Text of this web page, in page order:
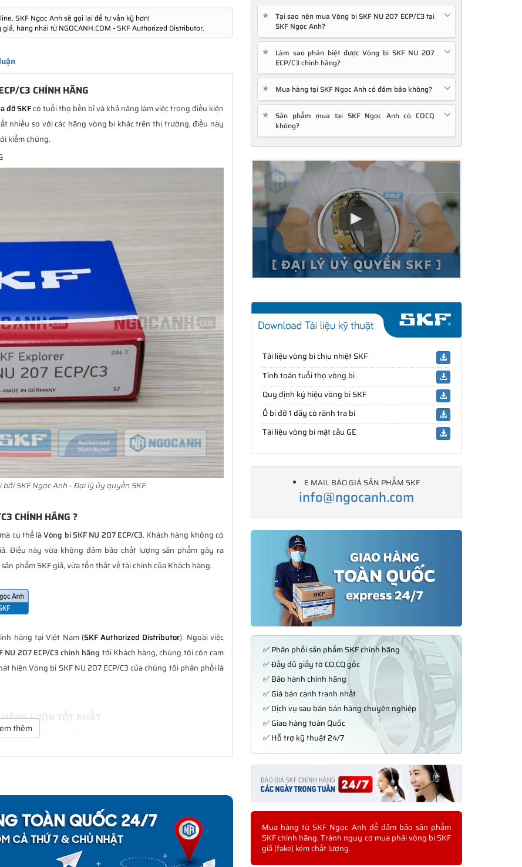
SKF Ngọc Anh sẽ gọi lại để tư vấn kỹ hơn!
hàng nhái từ NGOCANH.COM - SKF Authorized Distributor.
C3 CHÍNH HÃNG
đỡ SKFcó tuổi thọ bền bỉ và khả năng làm việc trong điều kiện
nhiều so với các hãng vòng bi khác trên thị trường, điều này
kiểm chứng.
SKF Ngọc Anh - Đại lý ủy quyền SKF.
CHÍNH HÃNG ?
cụ thể làVòng bi SKF NU 207 ECP/C3. Khách hàng không có
Điều này vừa không đảm bảo chất lượng sản phẩm gây ra
phẩm SKF giả, vừa tổn thất về tài chính của Khách hàng.
hãng tại Việt Nam (SKF Authorized Distributor). Ngoài việc
NU 207 ECP/C3 chính hãng tới Khách hàng, chúng tôi còn cam
hiện Vòng bi SKF NU 207 ECP/C3 của chúng tôi phân phối là
LUÔN TỐT NHẤT
là tốt nhất với nhiều ưu đãi kèm theo và các dịch vụ hẫu mãi
CHÍNH HÃNG
phối đều được bảo hành chính hãng theo đúng tiêu chuẩn
thêm
★
Tại sao nên mua Vòng bi SKF NU 207 ECP/C3 tại
SKF Ngọc Anh?
★
Làm sao phân biệt được Vòng bi SKF NU 207
ECP/C3 chính hãng?
★ Mua hàng tại SKF Ngọc Anh có đảm bảo không?
★
Sản phẩm mua tại SKF Ngọc Anh có COCQ
không?
Tài liệu vòng bi chịu nhiệt SKF
Tính toán tuổi thọ vòng bi
Quy định ký hiệu vòng bi SKF
Ổ bi đỡ 1 dãy có rãnh tra bi
Tài liệu vòng bi mặt cầu GE
E MAIL BÁO GIÁ SẢN PHẨM SKF
info@ngocanh.com
✅ Phân phối sản phẩm SKF chính hãng
✅ Đầy đủ giấy tờ CO,CQ gốc
✅ Bảo hành chính hãng
✅ Giá bán cạnh tranh nhất
✅ Dịch vụ sau bán bán hàng chuyên nghiệp
✅ Giao hàng toàn Quốc
✅ Hỗ trợ kỹ thuật 24/7
Mua hàng từ SKF Ngọc Anh để đảm bảo sản phẩm
SKF chính hãng. Tránh nguy cơ mua phải vòng bi SKF
giả (fake) kém chất lượng.